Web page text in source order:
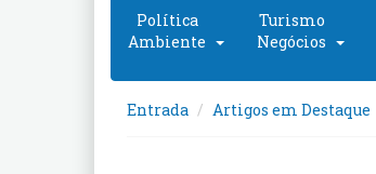
Política
Ambiente
Turismo
Negócios
Entrada Artigos em Destaque